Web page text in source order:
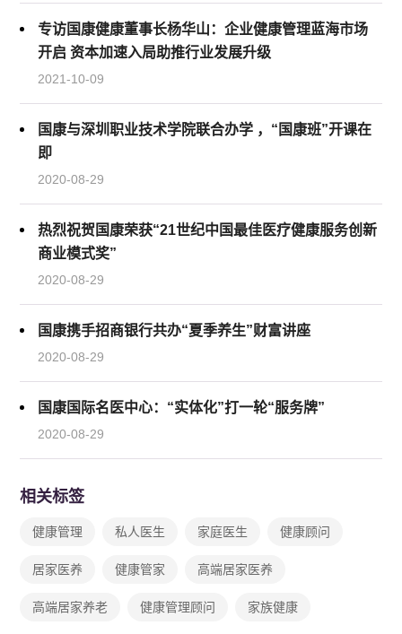
专访国康健康董事长杨华山：企业健康管理蓝海市场
开启 资本加速入局助推行业发展升级
2021-10-09
国康与深圳职业技术学院联合办学 ，“国康班”开课在
即
2020-08-29
热烈祝贺国康荣获“21世纪中国最佳医疗健康服务创新
商业模式奖”
2020-08-29
国康携手招商银行共办“夏季养生”财富讲座
2020-08-29
国康国际名医中心：“实体化”打一轮“服务牌”
2020-08-29
相关标签
健康管理 私人医生 家庭医生 健康顾问
居家医养 健康管家 高端居家医养
高端居家养老 健康管理顾问 家族健康